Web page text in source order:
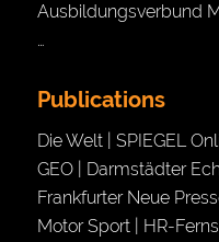
Ausbildungsverbund
…
Publications
Die Welt | SPIEGEL
GEO | Darmstädter
Frankfurter Neue
Motor Sport | HR-